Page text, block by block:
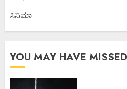
ಸಿನಿಮಾ
YOU MAY HAVE MISSED